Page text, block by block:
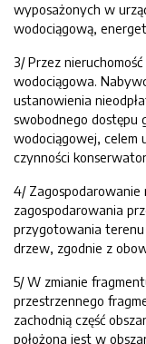
wyposażonych w
wodociągową,
3/ Przez
wodociągowa.
ustanowienia
swobodnego dostępu
wodociągowej, celem
czynności
4/ Zagospodarowanie
zagospodarowania
przygotowania terenu
drzew, zgodnie z
5/ W zmianie
przestrzennego
zachodnią część
położona jest w